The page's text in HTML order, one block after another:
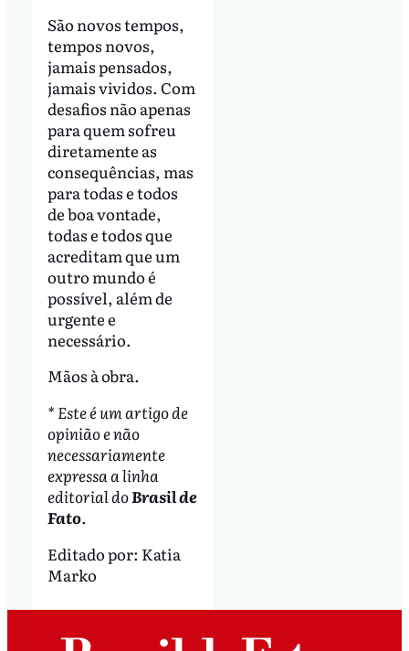
São novos tempos,
tempos novos,
jamais pensados,
jamais vividos. Com
desafios não apenas
para quem sofreu
diretamente as
consequências, mas
para todas e todos
de boa vontade,
todas e todos que
acreditam que um
outro mundo é
possível, além de
urgente e
necessário.
Mãos à obra.
* Este é um artigo de
opinião e não
necessariamente
expressa a linha
editorial doBrasil de
Fato.
Editado por: Katia
Marko